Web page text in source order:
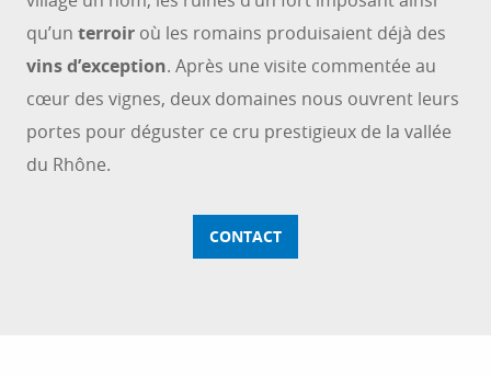
qu’un terroir où les romains produisaient déjà des
vins d’exception. Après une visite commentée au
cœur des vignes, deux domaines nous ouvrent leurs
portes pour déguster ce cru prestigieux de la vallée
du Rhône.
CONTACT